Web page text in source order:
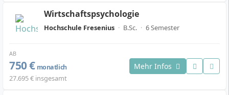
Wirtschaftspsychologie
Hochschule Fresenius · B.Sc. · 6 Semester
AB
750 € monatlich
27.695 € insgesamt
Mehr Infos